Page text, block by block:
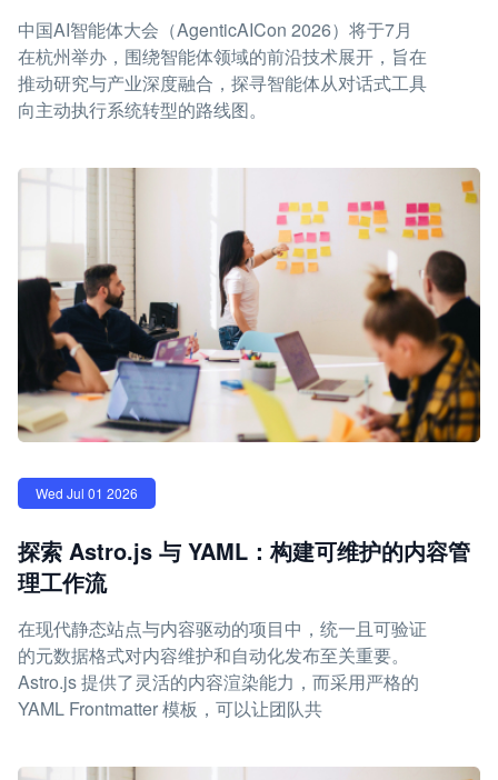
中国AI智能体大会（AgenticAICon 2026）将于7月
在杭州举办，围绕智能体领域的前沿技术展开，旨在
推动研究与产业深度融合，探寻智能体从对话式工具
向主动执行系统转型的路线图。
Wed Jul 01 2026
探索 Astro.js 与 YAML：构建可维护的内容管
理工作流
在现代静态站点与内容驱动的项目中，统一且可验证
的元数据格式对内容维护和自动化发布至关重要。
Astro.js 提供了灵活的内容渲染能力，而采用严格的
YAML Frontmatter 模板，可以让团队共